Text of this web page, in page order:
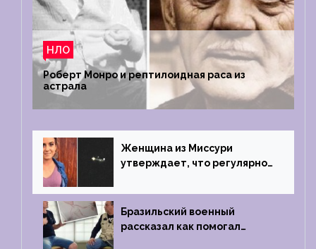
НЛО
Роберт Монро и рептилоидная раса из
астрала
Женщина из Миссури
утверждает, что регулярно
инопланетянами
Бразильский военный
рассказал как помогал